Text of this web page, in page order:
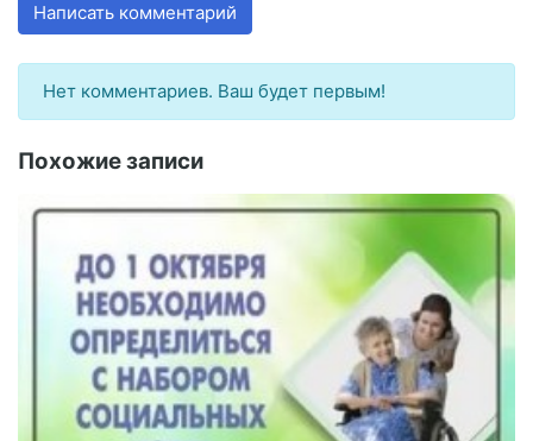
Написать комментарий
Нет комментариев. Ваш будет первым!
Похожие записи